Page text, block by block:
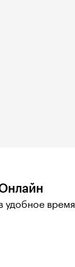
удобное время